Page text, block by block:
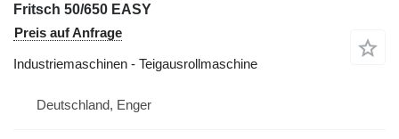
Fritsch 50/650 EASY
Preis auf Anfrage
Industriemaschinen - Teigausrollmaschine
Deutschland, Enger